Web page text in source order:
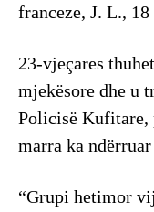
franceze, J. L.,
23-vjeçares
mjekësore dhe u
Policisë Kufitare,
marra ka
“Grupi hetimor